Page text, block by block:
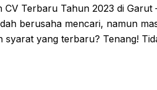
CV Terbaru Tahun 2023 di
berusaha mencari, namun
syarat yang terbaru? Tenang!